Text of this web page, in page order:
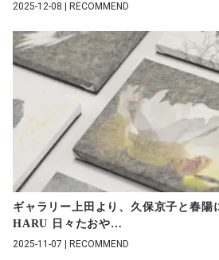
2025-12-08 | RECOMMEND
ギャラリー上田より、久保京子と春陽
HARU 日々たおや…
2025-11-07 | RECOMMEND